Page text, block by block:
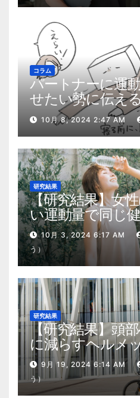
コラム
パートナーに運
せたい勢に伝え
肉量を2kg増やし
10月 8, 2024 2:47 AM
研究結果
【研究結果】女
い運動量で同じ
10月 3, 2024 6:17 AM
う）
研究結果
【研究結果】頭
に減らすヘルメ
9月 19, 2024 6:14 AM
う）